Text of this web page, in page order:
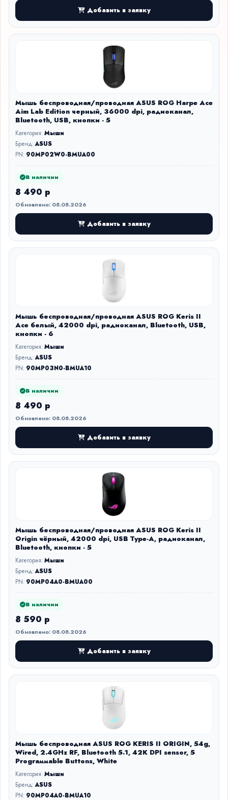
Добавить в заявку
Мышь беспроводная/проводная ASUS ROG Harpe Ace
Aim Lab Edition черный, 36000 dpi, радиоканал,
Bluetooth, USB, кнопки - 5
Категория:Мыши
Бренд:ASUS
PN: 90MP02W0-BMUA00
В наличии
8 490 р
Обновлено: 08.08.2026
Добавить в заявку
Мышь беспроводная/проводная ASUS ROG Keris II
Ace белый, 42000 dpi, радиоканал, Bluetooth, USB,
кнопки - 6
Категория:Мыши
Бренд:ASUS
PN: 90MP03N0-BMUA10
В наличии
8 490 р
Обновлено: 08.08.2026
Добавить в заявку
Мышь беспроводная/проводная ASUS ROG Keris II
Origin чёрный, 42000 dpi, USB Type-A, радиоканал,
Bluetooth, кнопки - 5
Категория:Мыши
Бренд:ASUS
PN: 90MP04A0-BMUA00
В наличии
8 590 р
Обновлено: 08.08.2026
Добавить в заявку
Мышь беспроводная ASUS ROG KERIS II ORIGIN, 54g,
Wired, 2.4GHz RF, Bluetooth 5.1, 42K DPI sensor, 5
Prograммable Buttons, White
Категория:Мыши
Бренд:ASUS
PN: 90MP04A0-BMUA10